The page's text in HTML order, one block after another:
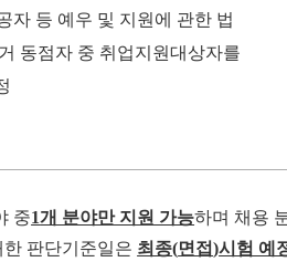
자 등 예우 및 지원에 관한 법
동점자 중 취업지원대상자를
중1개 분야만 지원 가능하며 채용
한 판단기준일은 최종(면접)시험 예